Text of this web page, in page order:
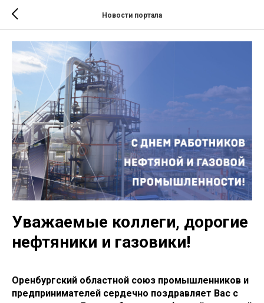
Новости портала
Уважаемые коллеги, дорогие
нефтяники и газовики!
Оренбургский областной союз промышленников и
предпринимателей сердечно поздравляет Вас с